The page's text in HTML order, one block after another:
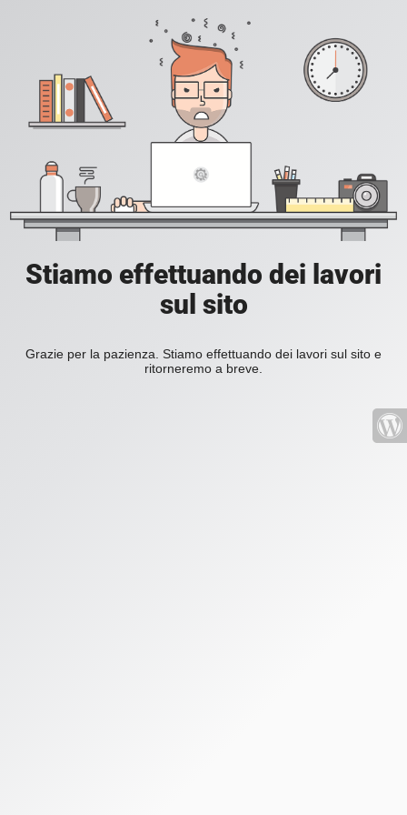
Stiamo effettuando dei lavori
sul sito
Grazie per la pazienza. Stiamo effettuando dei lavori sul sito e
ritorneremo a breve.